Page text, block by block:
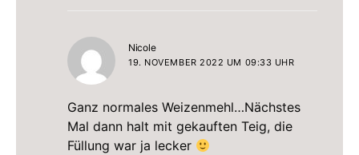
Nicolesagt:
19. NOVEMBER 2022 UM 09:33 UHR
Ganz normales Weizenmehl…Nächstes
Mal dann halt mit gekauften Teig, die
Füllung war ja lecker